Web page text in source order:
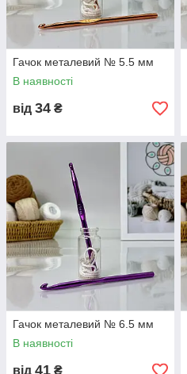
Гачок металевий № 5.5 мм
В наявності
від 34 ₴
Гачок металевий № 6.5 мм
В наявності
від 41 ₴